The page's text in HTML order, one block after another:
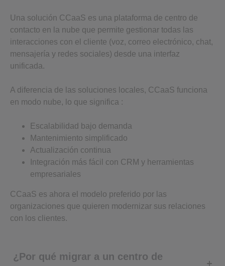
Una solución CCaaS es una plataforma de centro de
contacto en la nube que permite gestionar todas las
interacciones con el cliente (voz, correo electrónico, chat,
mensajería y redes sociales) desde una interfaz
unificada.
A diferencia de las soluciones locales, CCaaS funciona
en modo nube, lo que significa :
Escalabilidad bajo demanda
Mantenimiento simplificado
Actualización continua
Integración más fácil con CRM y herramientas
empresariales
CCaaS es ahora el modelo preferido por las
organizaciones que quieren modernizar sus relaciones
con los clientes.
¿Por qué migrar a un centro de